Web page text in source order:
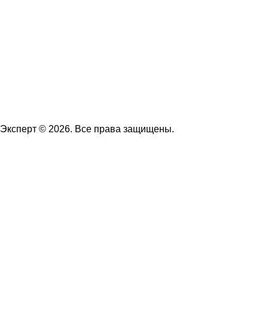
Эксперт © 2026. Все права защищены.